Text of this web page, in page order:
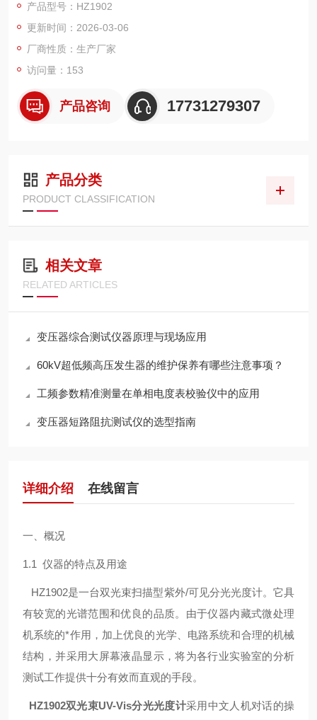
段。
产品型号：HZ1902
更新时间：2026-03-06
厂商性质：生产厂家
访问量：153
产品咨询 17731279307
产品分类
PRODUCT CLASSIFICATION
相关文章
RELATED ARTICLES
变压器综合测试仪器原理与现场应用
60kV超低频高压发生器的维护保养有哪些注意事项？
工频参数精准测量在单相电度表校验仪中的应用
变压器短路阻抗测试仪的选型指南
详细介绍 在线留言
一、概况
1.1 仪器的特点及用途
HZ1902是一台双光束扫描型紫外/可见分光光度计。它具
有较宽的光谱范围和优良的品质。由于仪器内藏式微处理
机系统的*作用，加上优良的光学、电路系统和合理的机械
结构，并采用大屏幕液晶显示，将为各行业实验室的分析
测试工作提供十分有效而直观的手段。
HZ1902双光束UV-Vis分光光度计采用中文人机对话的操